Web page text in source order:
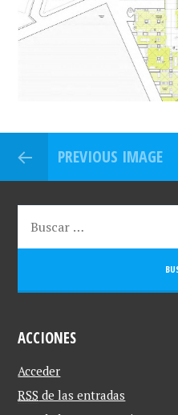
PREVIOUS IMAGE
ACCIONES
Acceder
RSS de las entradas